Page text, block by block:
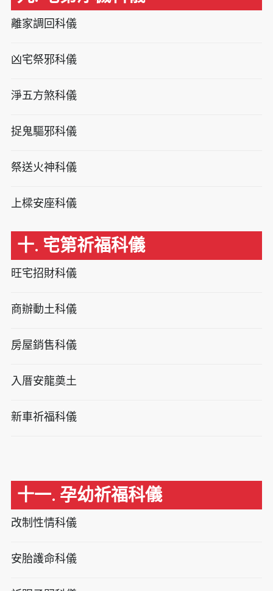
離家調回科儀
凶宅祭邪科儀
淨五方煞科儀
捉鬼驅邪科儀
祭送火神科儀
上樑安座科儀
十. 宅第祈福科儀
旺宅招財科儀
商辦動土科儀
房屋銷售科儀
入厝安龍奠土
新車祈福科儀
十一. 孕幼祈福科儀
改制性情科儀
安胎護命科儀